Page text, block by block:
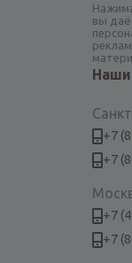
вы
Наши
+7
+7
+7
+7